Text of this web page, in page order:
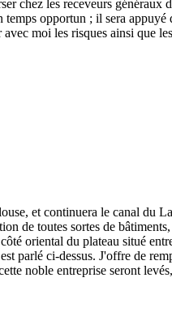
chez les receveurs généraux
temps opportun ; il sera
moi les risques ainsi que
et continuera le canal du
de toutes sortes de
oriental du plateau situé
parlé ci-dessus. J'offre de
noble entreprise seront